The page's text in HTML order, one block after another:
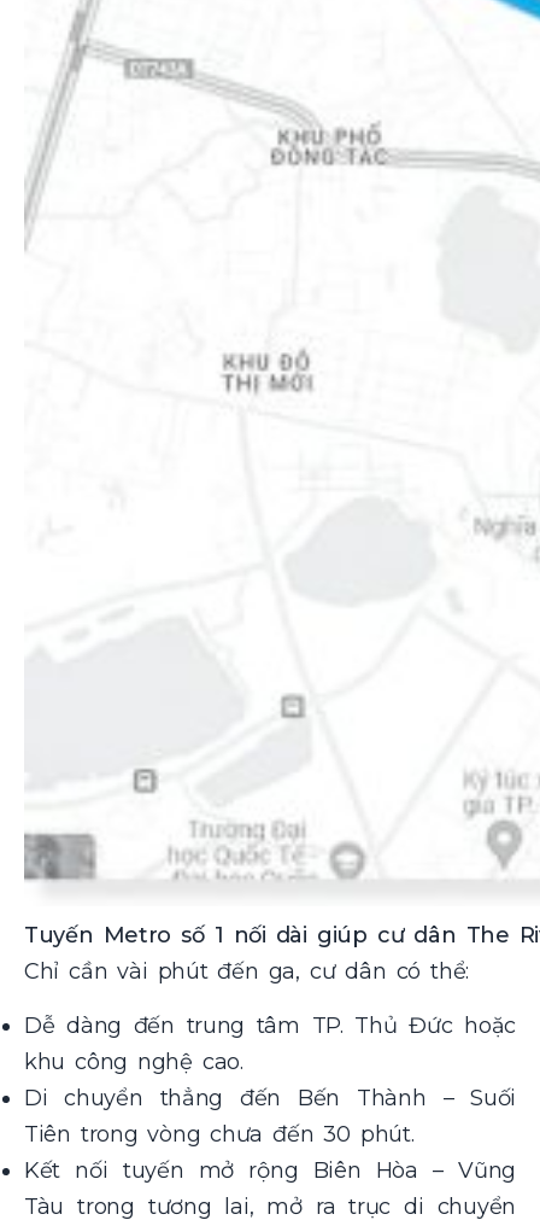
Tuyến Metro số 1 nối dài giúp cư dân The
Chỉ cần vài phút đến ga, cư dân có thể:
Dễ dàng đến trung tâm TP. Thủ Đức hoặc
khu công nghệ cao.
Di chuyển thẳng đến Bến Thành – Suối
Tiên trong vòng chưa đến 30 phút.
Kết nối tuyến mở rộng Biên Hòa – Vũng
Tàu trong tương lai, mở ra trục di chuyển